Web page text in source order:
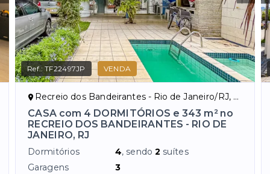
Ref.:TF22497JP VENDA
Recreio dos Bandeirantes - Rio de Janeiro/RJ, Zona Oeste
CASA com 4 DORMITÓRIOS e 343 m² no
RECREIO DOS BANDEIRANTES - RIO DE
JANEIRO, RJ
Dormitórios 4, sendo2 suítes
Garagens
3